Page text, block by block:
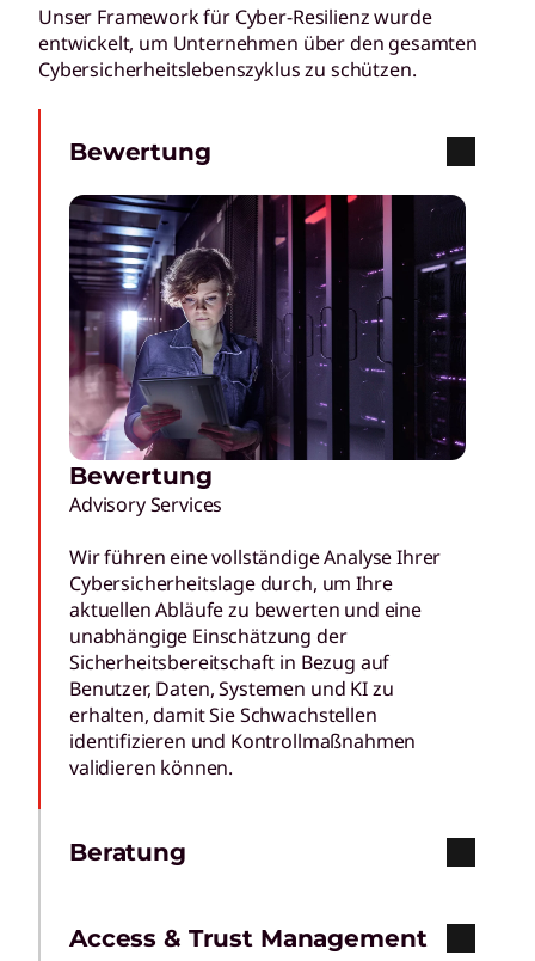
Unser Framework für Cyber-Resilienz wurde
entwickelt, um Unternehmen über den gesamten
Cybersicherheitslebenszyklus zu schützen.
Bewertung
Bewertung
Advisory Services
Wir führen eine vollständige Analyse Ihrer
Cybersicherheitslage durch, um Ihre
aktuellen Abläufe zu bewerten und eine
unabhängige Einschätzung der
Sicherheitsbereitschaft in Bezug auf
Benutzer, Daten, Systemen und KI zu
erhalten, damit Sie Schwachstellen
identifizieren und Kontrollmaßnahmen
validieren können.
Beratung
Access & Trust Management